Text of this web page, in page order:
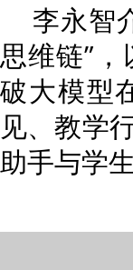
李永智
思维链”
破大模型
见、教学
助手与学